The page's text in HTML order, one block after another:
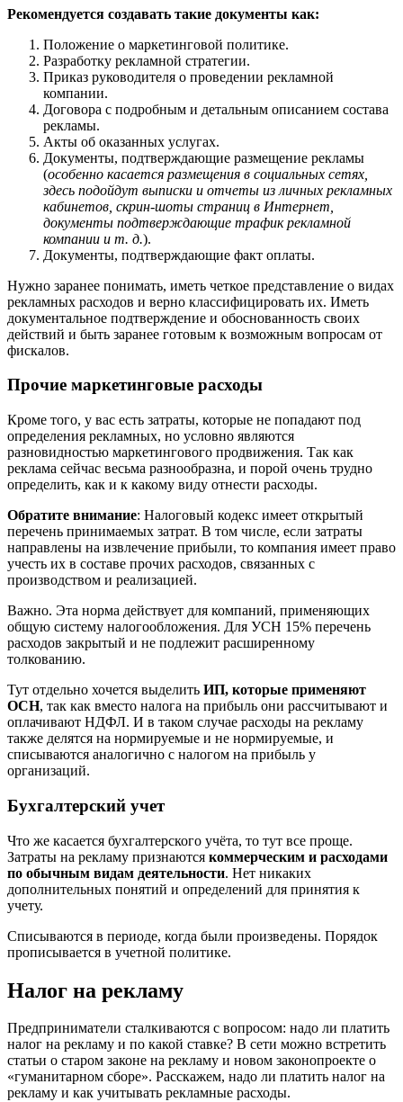
Рекомендуется создавать такие документы как:
Положение о маркетинговой политике.
Разработку рекламной стратегии.
Приказ руководителя о проведении рекламной
компании.
Договора с подробным и детальным описанием состава
рекламы.
Акты об оказанных услугах.
Документы, подтверждающие размещение рекламы
(особенно касается размещения в социальных сетях,
здесь подойдут выписки и отчеты из личных рекламных
кабинетов, скрин-шоты страниц в Интернет,
документы подтверждающие трафик рекламной
компании и т. д.).
Документы, подтверждающие факт оплаты.
Нужно заранее понимать, иметь четкое представление о видах
рекламных расходов и верно классифицировать их. Иметь
документальное подтверждение и обоснованность своих
действий и быть заранее готовым к возможным вопросам от
фискалов.
Прочие маркетинговые расходы
Кроме того, у вас есть затраты, которые не попадают под
определения рекламных, но условно являются
разновидностью маркетингового продвижения. Так как
реклама сейчас весьма разнообразна, и порой очень трудно
определить, как и к какому виду отнести расходы.
Обратите внимание: Налоговый кодекс имеет открытый
перечень принимаемых затрат. В том числе, если затраты
направлены на извлечение прибыли, то компания имеет право
учесть их в составе прочих расходов, связанных с
производством и реализацией.
Важно. Эта норма действует для компаний, применяющих
общую систему налогообложения. Для УСН 15% перечень
расходов закрытый и не подлежит расширенному
толкованию.
Тут отдельно хочется выделить ИП, которые применяют
ОСН, так как вместо налога на прибыль они рассчитывают и
оплачивают НДФЛ. И в таком случае расходы на рекламу
также делятся на нормируемые и не нормируемые, и
списываются аналогично с налогом на прибыль у
организаций.
Бухгалтерский учет
Что же касается бухгалтерского учёта, то тут все проще.
Затраты на рекламу признаются коммерческим и расходами
по обычным видам деятельности. Нет никаких
дополнительных понятий и определений для принятия к
учету.
Списываются в периоде, когда были произведены. Порядок
прописывается в учетной политике.
Налог на рекламу
Предприниматели сталкиваются с вопросом: надо ли платить
налог на рекламу и по какой ставке? В сети можно встретить
статьи о старом законе на рекламу и новом законопроекте о
«гуманитарном сборе». Расскажем, надо ли платить налог на
рекламу и как учитывать рекламные расходы.